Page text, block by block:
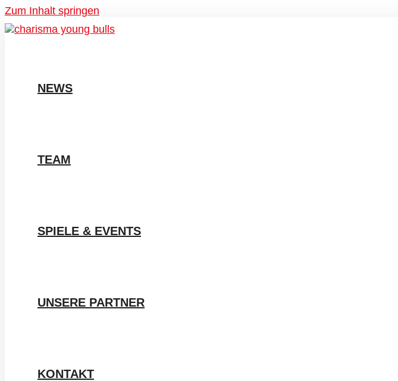
Zum Inhalt springen
NEWS
TEAM
SPIELE & EVENTS
UNSERE PARTNER
KONTAKT